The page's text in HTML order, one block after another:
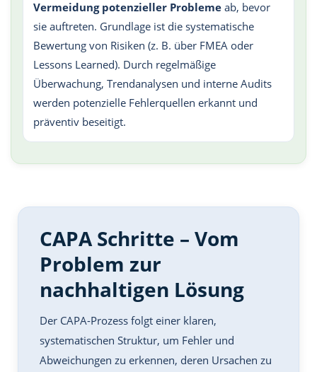
Vermeidung potenzieller Probleme ab, bevor
sie auftreten. Grundlage ist die systematische
Bewertung von Risiken (z. B. über FMEA oder
Lessons Learned). Durch regelmäßige
Überwachung, Trendanalysen und interne Audits
werden potenzielle Fehlerquellen erkannt und
präventiv beseitigt.
CAPA Schritte – Vom
Problem zur
nachhaltigen Lösung
Der CAPA-Prozess folgt einer klaren,
systematischen Struktur, um Fehler und
Abweichungen zu erkennen, deren Ursachen zu